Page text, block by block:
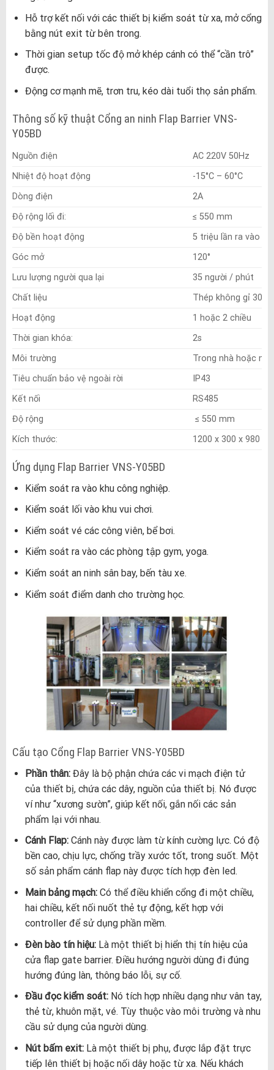
Hỗ trợ kết nối với các thiết bị kiểm soát từ xa, mở cổng
bằng nút exit từ bên trong.
Thời gian setup tốc độ mở khép cánh có thể “cần trô”
được.
Động cơ mạnh mẽ, trơn tru, kéo dài tuổi thọ sản phẩm.
Thông số kỹ thuật Cổng an ninh Flap Barrier VNS-
Y05BD
Nguồn điện
AC 220V 50Hz
Nhiệt độ hoạt động
-15°C – 60°C
Dòng điện
2A
Độ rộng lối đi:
≤ 550 mm
Độ bền hoạt động
5 triệu lần ra vào
Góc mở
120°
Lưu lượng người qua lại
35 người / phút
Chất liệu
Thép không gỉ 304
Hoạt động
1 hoặc 2 chiều
Thời gian khóa:
2s
Môi trường
Trong nhà hoặc
Tiêu chuẩn bảo vệ ngoài rời
IP43
Kết nối
RS485
Độ rộng
≤ 550 mm
Kích thước:
1200 x 300 x 980
Ứng dụng Flap Barrier VNS-Y05BD
Kiểm soát ra vào khu công nghiệp.
Kiểm soát lối vào khu vui chơi.
Kiểm soát vé các công viên, bể bơi.
Kiểm soát ra vào các phòng tập gym, yoga.
Kiểm soát an ninh sân bay, bến tàu xe.
Kiểm soát điểm danh cho trường học.
Cấu tạo Cổng Flap Barrier VNS-Y05BD
Phần thân:Đây là bộ phận chứa các vi mạch điện tử
của thiết bị, chứa các dây, nguồn của thiết bị. Nó được
ví như “xương sườn”, giúp kết nối, gắn nối các sản
phẩm lại với nhau.
Cánh Flap:Cánh này được làm từ kính cường lực. Có độ
bền cao, chịu lực, chống trầy xước tốt, trong suốt. Một
số sản phẩm cánh flap này được tích hợp đèn led.
Main bảng mạch:Có thể điều khiển cổng đi một chiều,
hai chiều, kết nối nuốt thẻ tự động, kết hợp với
controller để sử dụng phần mềm.
Đèn bào tín hiệu:Là một thiết bị hiển thị tín hiệu của
cửa flap gate barrier. Điều hướng người dùng đi đúng
hướng đúng làn, thông báo lỗi, sự cố.
Đầu đọc kiểm soát:Nó tích hợp nhiều dạng như vân tay,
thẻ từ, khuôn mặt, vé. Tùy thuộc vào môi trường và nhu
cầu sử dụng của người dùng.
Nút bấm exit:Là một thiết bị phụ, được lắp đặt trực
tiếp lên thiết bị hoặc nối dây hoặc từ xa. Nếu khách